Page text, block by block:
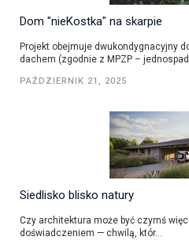
Dom "nieKostka" na skarpie
Projekt obejmuje dwukondygnacyjny
dachem (zgodnie z MPZP –
PAŹDZIERNIK 21, 2025
Siedlisko blisko natury
Czy architektura może być czymś
doświadczeniem — chwilą, któr...